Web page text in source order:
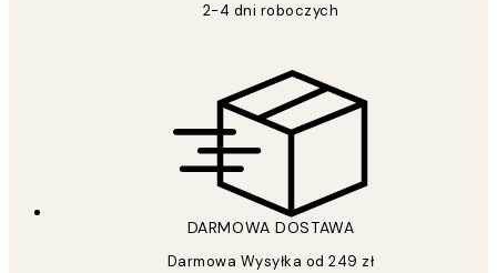
2-4 dni roboczych
DARMOWA DOSTAWA
Darmowa Wysyłka od 249 zł